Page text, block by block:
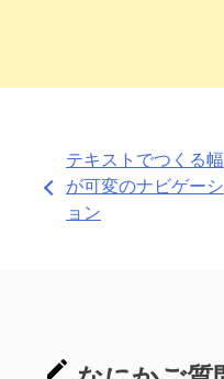
投
稿
ー
テキストでつくる幅
が可変のナビゲーシ
ョン